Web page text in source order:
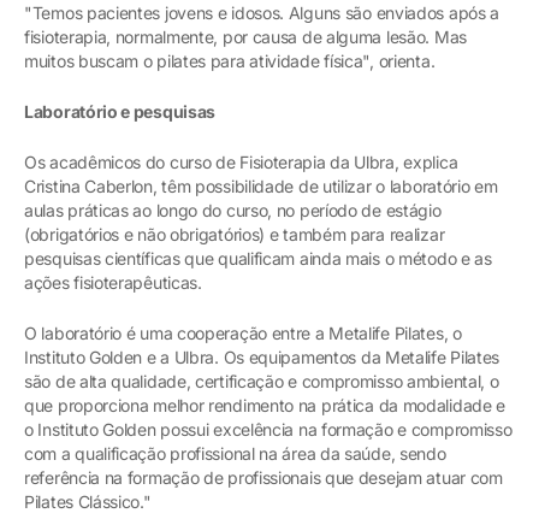
"Temos pacientes jovens e idosos. Alguns são enviados após a
fisioterapia, normalmente, por causa de alguma lesão. Mas
muitos buscam o pilates para atividade física", orienta.
Laboratório e pesquisas
Os acadêmicos do curso de Fisioterapia da Ulbra, explica
Cristina Caberlon, têm possibilidade de utilizar o laboratório em
aulas práticas ao longo do curso, no período de estágio
(obrigatórios e não obrigatórios) e também para realizar
pesquisas científicas que qualificam ainda mais o método e as
ações fisioterapêuticas.
O laboratório é uma cooperação entre a Metalife Pilates, o
Instituto Golden e a Ulbra. Os equipamentos da Metalife Pilates
são de alta qualidade, certificação e compromisso ambiental, o
que proporciona melhor rendimento na prática da modalidade e
o Instituto Golden possui excelência na formação e compromisso
com a qualificação profissional na área da saúde, sendo
referência na formação de profissionais que desejam atuar com
Pilates Clássico."